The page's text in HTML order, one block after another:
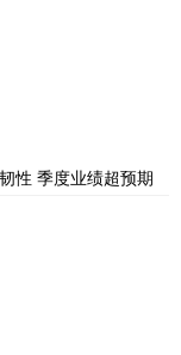
性 季度业绩超预期